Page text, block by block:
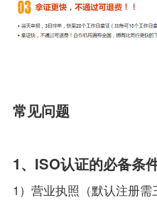
常见问题
1、ISO认证的必备条
1）营业执照（默认注册需